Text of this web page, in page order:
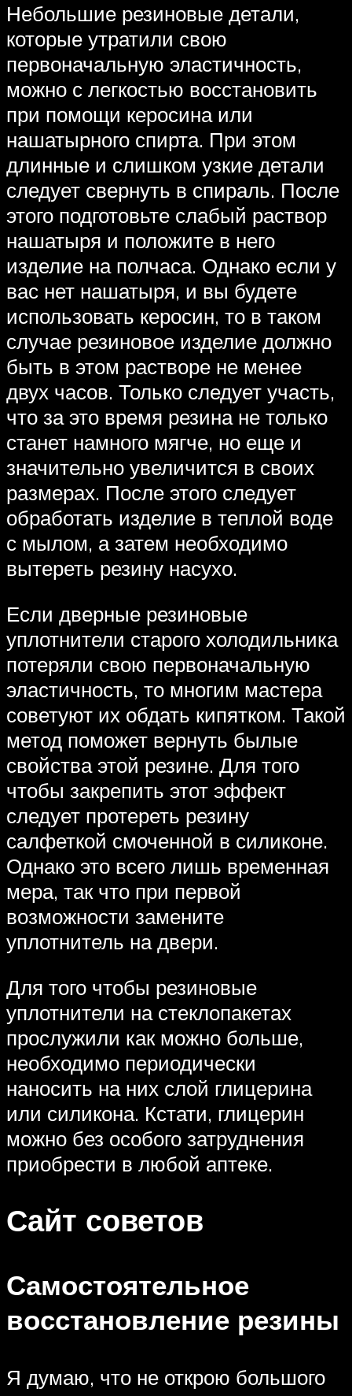
Небольшие резиновые детали,
которые утратили свою
первоначальную эластичность,
можно с легкостью восстановить
при помощи керосина или
нашатырного спирта. При этом
длинные и слишком узкие детали
следует свернуть в спираль. После
этого подготовьте слабый раствор
нашатыря и положите в него
изделие на полчаса. Однако если у
вас нет нашатыря, и вы будете
использовать керосин, то в таком
случае резиновое изделие должно
быть в этом растворе не менее
двух часов. Только следует участь,
что за это время резина не только
станет намного мягче, но еще и
значительно увеличится в своих
размерах. После этого следует
обработать изделие в теплой воде
с мылом, а затем необходимо
вытереть резину насухо.
Если дверные резиновые
уплотнители старого холодильника
потеряли свою первоначальную
эластичность, то многим мастера
советуют их обдать кипятком. Такой
метод поможет вернуть былые
свойства этой резине. Для того
чтобы закрепить этот эффект
следует протереть резину
салфеткой смоченной в силиконе.
Однако это всего лишь временная
мера, так что при первой
возможности замените
уплотнитель на двери.
Для того чтобы резиновые
уплотнители на стеклопакетах
прослужили как можно больше,
необходимо периодически
наносить на них слой глицерина
или силикона. Кстати, глицерин
можно без особого затруднения
приобрести в любой аптеке.
Сайт советов
Самостоятельное
восстановление резины
Я думаю, что не открою большого